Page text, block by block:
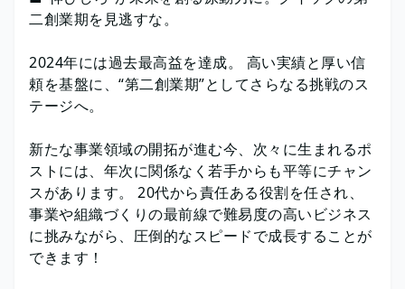
二創業期を見逃すな。
2024年には過去最高益を達成。 高い実績と厚い信
頼を基盤に、“第二創業期”としてさらなる挑戦のス
テージへ。
新たな事業領域の開拓が進む今、次々に生まれるポ
ストには、年次に関係なく若手からも平等にチャン
スがあります。 20代から責任ある役割を任され、
事業や組織づくりの最前線で難易度の高いビジネス
に挑みながら、圧倒的なスピードで成長することが
できます！